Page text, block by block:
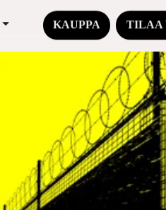
KAUPPA TILAA